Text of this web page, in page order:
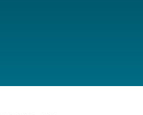
immediata ?